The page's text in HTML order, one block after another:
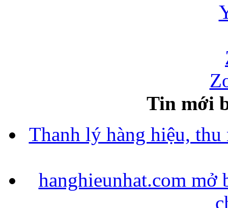
Tin mới
Thanh lý hàng hiệu,
hanghieunhat.com mở